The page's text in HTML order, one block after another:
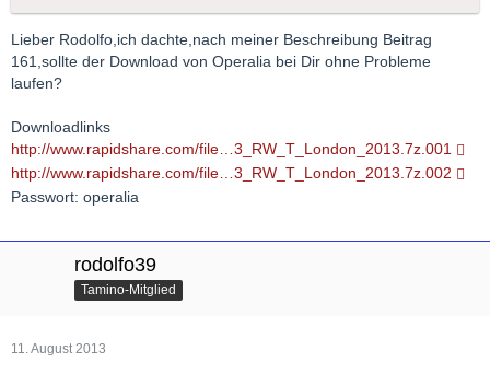
Lieber Rodolfo,ich dachte,nach meiner Beschreibung Beitrag
161,sollte der Download von Operalia bei Dir ohne Probleme
laufen?
Downloadlinks
http://www.rapidshare.com/file…3_RW_T_London_2013.7z.001
http://www.rapidshare.com/file…3_RW_T_London_2013.7z.002
Passwort: operalia
rodolfo39
Tamino-Mitglied
11. August 2013